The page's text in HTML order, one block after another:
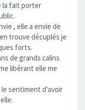
la fait porter
, elle a envie de
trouve décuplés je
forts.
de grands calins
libérant elle me
le sentiment d'avoir